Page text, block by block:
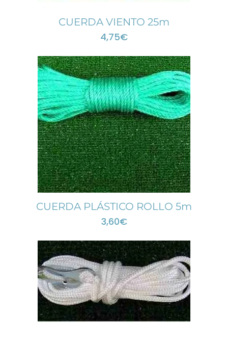
CUERDA VIENTO 25m
4,75€
CUERDA PLÁSTICO ROLLO 5m
3,60€